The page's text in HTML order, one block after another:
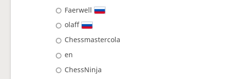
Faerwell
olaff
Chessmastercola
en
ChessNinja